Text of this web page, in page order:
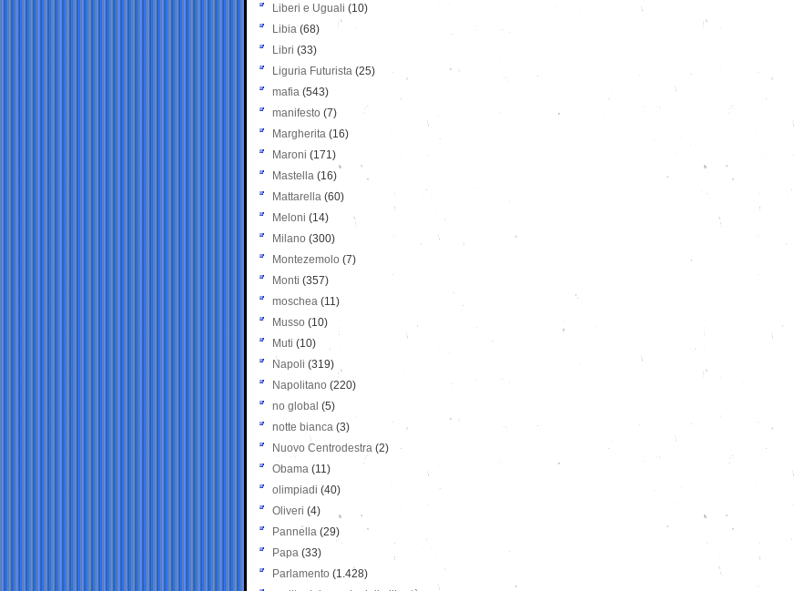
Liberi e Uguali (10)
Libia (68)
Libri (33)
Liguria Futurista (25)
mafia (543)
manifesto (7)
Margherita (16)
Maroni (171)
Mastella (16)
Mattarella (60)
Meloni (14)
Milano (300)
Montezemolo (7)
Monti (357)
moschea (11)
Musso (10)
Muti (10)
Napoli (319)
Napolitano (220)
no global (5)
notte bianca (3)
Nuovo Centrodestra (2)
Obama (11)
olimpiadi (40)
Oliveri (4)
Pannella (29)
Papa (33)
Parlamento (1.428)